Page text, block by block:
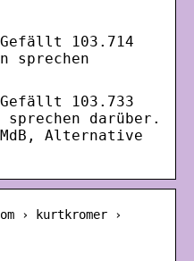
103.714
sprechen
103.733
sprechen darüber.
Alternative
› kurtkromer ›